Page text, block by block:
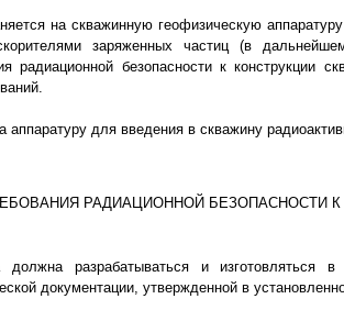
на скважинную геофизическую
заряженных частиц (в
радиационной безопасности к конструкции
аппаратуру для введения в скважину
РАДИАЦИОННОЙ БЕЗОПАСНОСТИ К
разрабатываться и изготовляться в
документации, утвержденной в